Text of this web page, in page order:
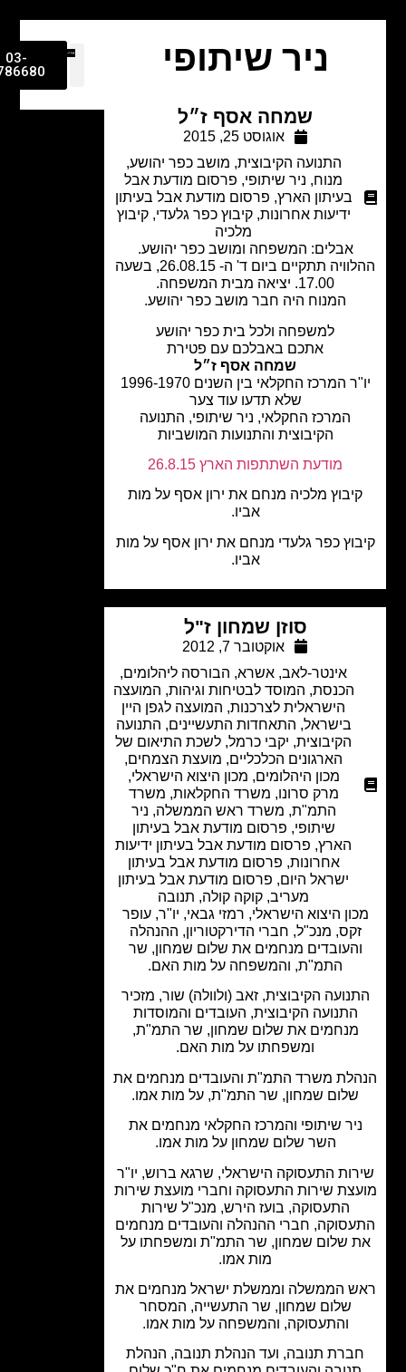
ניר שיתופי
שמחה אסף ז״ל
אוגוסט 25, 2015
התנועה הקיבוצית,מושב כפר יהושע,
ניר שיתופי, פרסום מודעת אבל
בעיתון הארץ,פרסום מודעת אבל בעיתון
ידיעות אחרונות,קיבוץ כפר גלעדי,קיבוץ
אבלים: המשפחה ומושב כפר יהושע.
ההלוויה תתקיים ביום ד' ה- 26.08.15, בשעה
המנוח היה חבר מושב כפר יהושע.
למשפחה ולכל בית כפר יהושע
אתכם באבלכם עם פטירת
שמחה אסף ז״ל
המרכז החקלאי בין השנים 1996-1970
שלא תדעו עוד צער
המרכז החקלאי, ניר שיתופי, התנועה
הקיבוצית והתנועות המושביות
מודעת השתתפות הארץ 26.8.15
מלכיה מנחם את ירון אסף על מות
כפר גלעדי מנחם את ירון אסף על מות
סוזן שמחון ז"ל
אוקטובר 7, 2012
אינטר-לאב,אשרא, הבורסה ליהלומים,
,המוסד לבטיחות וגיהות, המועצה
הישראלית לצרכנות,המועצה לגפן היין
בישראל,התאחדות התעשיינים,התנועה
הקיבוצית,יקבי כרמל,לשכת התיאום של
הארגונים הכלכליים,מועצת הצמחים,
מכון היהלומים,מכון היצוא הישראלי,
מרק סרונו,משרד החקלאות,משרד
,משרד ראש הממשלה,ניר
,פרסום מודעת אבל בעיתון
פרסום מודעת אבל בעיתון ידיעות
אחרונות,פרסום מודעת אבל בעיתון
ישראל היום,פרסום מודעת אבל בעיתון
קוקה קולה,תנובה
היצוא הישראלי, רמזי גבאי, יו"ר, עופר
מנכ"ל, חברי הדירקטוריון, ההנהלה
מנחמים את שלום שמחון, שר
התמ"ת, והמשפחה על מות האם.
הקיבוצית, זאב (ולוולה) שור, מזכיר
התנועה הקיבוצית, העובדים והמוסדות
מנחמים את שלום שמחון, שר התמ"ת,
ומשפחתו על מות האם.
משרד התמ"ת והעובדים מנחמים את
שלום שמחון, שר התמ"ת, על מות אמו.
שיתופי והמרכז החקלאי מנחמים את
השר שלום שמחון על מות אמו.
התעסוקה הישראלי, שרגא ברוש, יו"ר
שירות התעסוקה וחברי מועצת שירות
התעסוקה, בועז הירש, מנכ"ל שירות
חברי ההנהלה והעובדים מנחמים
שלום שמחון, שר התמ"ת ומשפחתו על
מות אמו.
הממשלה וממשלת ישראל מנחמים את
שלום שמחון, שר התעשייה, המסחר
והתעסוקה, והמשפחה על מות אמו.
תנובה, ועד הנהלת תנובה, הנהלת
03-
9786680